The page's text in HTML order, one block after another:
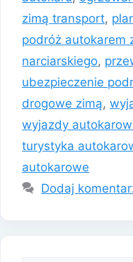
zimą transport,
podróż autokarem
narciarskiego,
ubezpieczenie
drogowe zimą,
wyjazdy
turystyka
autokarowe
Dodaj